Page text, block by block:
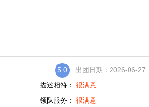
5.0
出团日期：2026-06-27
描述相符： 很满意
领队服务： 很满意